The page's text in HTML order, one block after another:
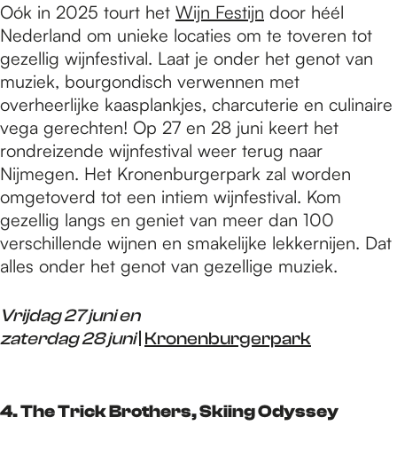
Oók in 2025 tourt het Wijn Festijn door héél
Nederland om unieke locaties om te toveren tot
gezellig wijnfestival. Laat je onder het genot van
muziek, bourgondisch verwennen met
overheerlijke kaasplankjes, charcuterie en culinaire
vega gerechten! Op 27 en 28 juni keert het
rondreizende wijnfestival weer terug naar
Nijmegen. Het Kronenburgerpark zal worden
omgetoverd tot een intiem wijnfestival. Kom
gezellig langs en geniet van meer dan 100
verschillende wijnen en smakelijke lekkernijen. Dat
alles onder het genot van gezellige muziek.
Vrijdag 27 juni en
zaterdag 28 juni Kronenburgerpark
4. The Trick Brothers, Skiing Odyssey